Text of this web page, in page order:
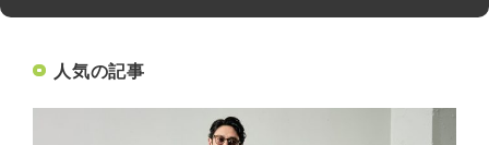
人気の記事